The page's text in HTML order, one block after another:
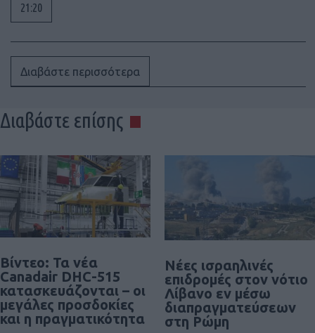
21:20
Διαβάστε περισσότερα
Διαβάστε επίσης
Βίντεο: Τα νέα
Canadair DHC-515
κατασκευάζονται – οι
μεγάλες προσδοκίες
και η πραγματικότητα
Νέες ισραηλινές
επιδρομές στον νότιο
Λίβανο εν μέσω
διαπραγματεύσεων
στη Ρώμη